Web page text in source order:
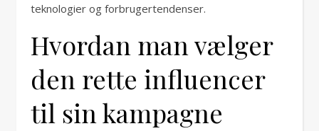
teknologier og forbrugertendenser.
Hvordan man vælger
den rette influencer
til sin kampagne